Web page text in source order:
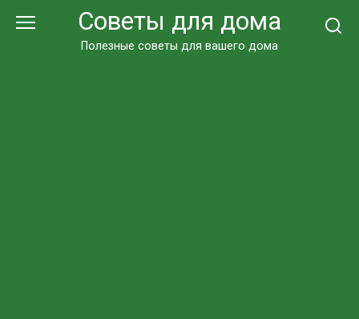
Советы для дома
Полезные советы для вашего дома